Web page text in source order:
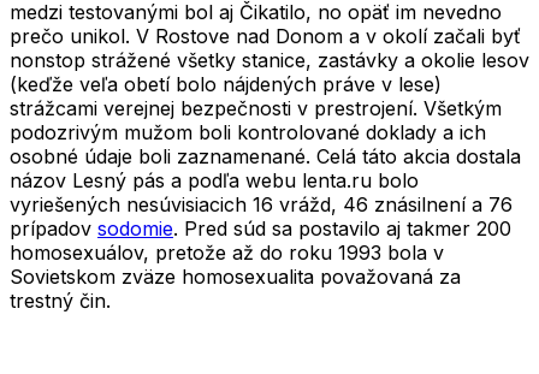
medzi testovanými bol aj Čikatilo, no opäť im nevedno
prečo unikol. V Rostove nad Donom a v okolí začali byť
nonstop strážené všetky stanice, zastávky a okolie lesov
(keďže veľa obetí bolo nájdených práve v lese)
strážcami verejnej bezpečnosti v prestrojení. Všetkým
podozrivým mužom boli kontrolované doklady a ich
osobné údaje boli zaznamenané. Celá táto akcia dostala
názov Lesný pás a podľa webu lenta.ru bolo
vyriešených nesúvisiacich 16 vrážd, 46 znásilnenía 76
prípadov sodomie. Pred súd sa postavilo aj takmer 200
homosexuálov, pretože až do roku 1993 bola v
Sovietskom zväze homosexualita považovaná za
trestný čin.